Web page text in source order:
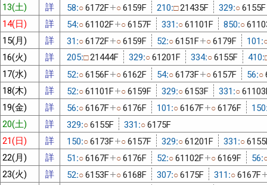
13(土)
詳 58:○6172F ○6159F 210:□21435F 329:○6155F
14(日)
詳 54:○61102F ○6157F 331:○61101F 850:○
15(月)
詳 31:○6172F ○6159F 52:○6151F ○6179F 101:
16(火) 詳 205:□21444F 329:○61201F 334:○6155F 410:
17(水) 詳 52:○6156F ○6162F 54:○6173F ○6157F 56:○
18(木)
詳 52:○61101F ○6159F 329:○6153F 331:○
19(金)
詳 56:○6167F ○6176F 101:○6167F ○6176F
20(土)
詳 329:○6155F 331:○6175F
21(日)
詳 150:○6173F ○6157F 329:○61201F 331:○
22(月)
詳 51:○6167F ○6176F 52:○61102F ○6169F 56:
23(火) 詳 52:○6153F ○6168F 307:○6175F 311:○6167F